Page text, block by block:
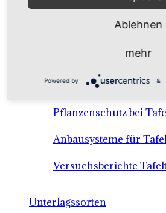
Anbausysteme & Recht
Tafeltrauben A-Z
Tafeltraubenanbau -
Voraussetzungen
Pflanzenschutz bei
Anbausysteme für
Versuchsberichte
Unterlagssorten
Ablehnen
mehr
Powered by &